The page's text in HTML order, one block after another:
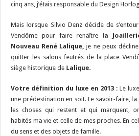
cinq ans, j’étais responsable du Design
Mais lorsque Silvio Denz décide de
Vendôme pour faire renaître
la
Nouveau René Lalique, je ne peux
quitter les salons feutrés de la place
siège historique de Lalique.
Votre définition du luxe en 2013 :Le
une prédestination en soit. Le savoir-faire,
les choses qui restent et qui marquent,
habités ma vie et celle de mes proches. En
du sens et des objets de famille.